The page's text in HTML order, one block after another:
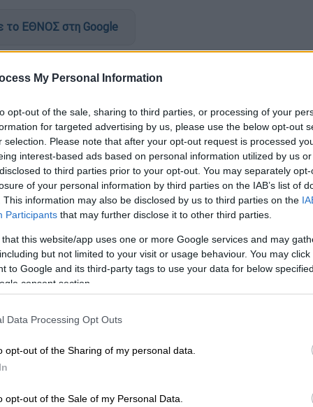
My Personal Information
opt-out of the sale, sharing to third parties, or processing of your
for targeted advertising by us, please use the below opt-out
selection. Please note that after your opt-out request is processed
interest-based ads based on personal information utilized by us
to third parties prior to your opt-out. You may separately
of your personal information by third parties on the IAB’s list of
This information may also be disclosed by us to third parties on the
Participants that may further disclose it to other third parties.
that this website/app uses one or more Google services and may
but not limited to your visit or usage behaviour. You may
to Google and its third-party tags to use your data for below
consent section.
Data Processing Opt Outs
opt-out of the Sharing of my personal data.
opt-out of the Sale of my Personal Data.
το ΕΘΝΟΣ στη Google
εγκαταστάσεις στην
τις συνεχιζόμενες επιθέσεις με
Ο Γενικός Διευθυντής της
(IAEA), Ραφαέλ Μαριάνο Γκρόσι,
ΟΗΕ την Παρασκευή ότι, παρότι το
επιφάνεια του βασικού πυρηνικού
να διεισδύσει στους υπόγειους
ουρανίου.
τοποθεσία στα Στενά του
αντίποινα